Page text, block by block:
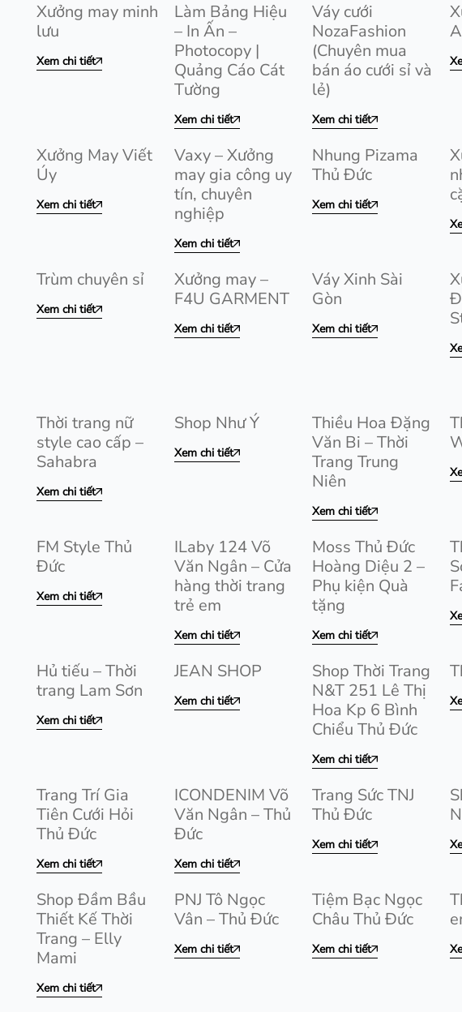
Xưởng may minh
lưu
Xem chi tiết
Làm Bảng Hiệu
– In Ấn –
Photocopy |
Quảng Cáo Cát
Tường
Xem chi tiết
Váy cưới
NozaFashion
(Chuyên mua
bán áo cưới sỉ và
lẻ)
Xem chi tiết
Xưởng May Viết
Úy
Xem chi tiết
Vaxy – Xưởng
may gia công uy
tín, chuyên
nghiệp
Xem chi tiết
Nhung Pizama
Thủ Đức
Xem chi tiết
Trùm chuyên sỉ
Xem chi tiết
Xưởng may –
F4U GARMENT
Xem chi tiết
Váy Xinh Sài
Gòn
Xem chi tiết
Thời trang nữ
style cao cấp –
Sahabra
Xem chi tiết
Shop Như Ý
Xem chi tiết
Thiều Hoa Đặng
Văn Bi – Thời
Trang Trung
Niên
Xem chi tiết
FM Style Thủ
Đức
Xem chi tiết
ILaby 124 Võ
Văn Ngân – Cửa
hàng thời trang
trẻ em
Xem chi tiết
Moss Thủ Đức
Hoàng Diệu 2 –
Phụ kiện Quà
tặng
Xem chi tiết
Hủ tiếu – Thời
trang Lam Sơn
Xem chi tiết
JEAN SHOP
Xem chi tiết
Shop Thời Trang
N&T 251 Lê Thị
Hoa Kp 6 Bình
Chiểu Thủ Đức
Xem chi tiết
Trang Trí Gia
Tiên Cưới Hỏi
Thủ Đức
Xem chi tiết
ICONDENIM Võ
Văn Ngân – Thủ
Đức
Xem chi tiết
Trang Sức TNJ
Thủ Đức
Xem chi tiết
Shop Đầm Bầu
Thiết Kế Thời
Trang – Elly
Mami
Xem chi tiết
PNJ Tô Ngọc
Vân – Thủ Đức
Xem chi tiết
Tiệm Bạc Ngọc
Châu Thủ Đức
Xem chi tiết